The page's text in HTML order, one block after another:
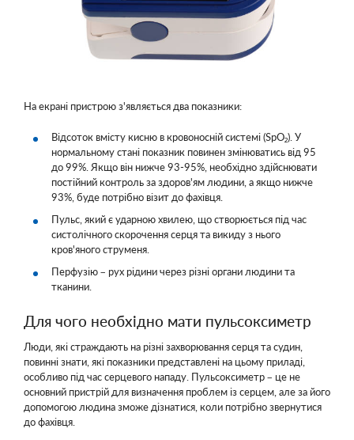
На екрані пристрою з'являється два показники:
Відсоток вмісту кисню в кровоносній системі (SpО₂). У
нормальному стані показник повинен змінюватись від 95
до 99%. Якщо він нижче 93-95%, необхідно здійснювати
постійний контроль за здоров'ям людини, а якщо нижче
93%, буде потрібно візит до фахівця.
Пульс, який є ударною хвилею, що створюється під час
систолічного скорочення серця та викиду з нього
кров'яного струменя.
Перфузію – рух рідини через різні органи людини та
тканини.
Для чого необхідно мати пульсоксиметр
Люди, які страждають на різні захворювання серця та судин,
повинні знати, які показники представлені на цьому приладі,
особливо під час серцевого нападу. Пульсоксиметр – це не
основний пристрій для визначення проблем із серцем, але за його
допомогою людина зможе дізнатися, коли потрібно звернутися
до фахівця.